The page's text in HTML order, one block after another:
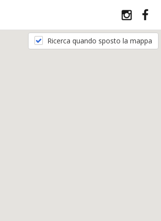
Ricerca quando sposto la mappa